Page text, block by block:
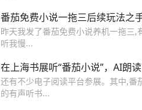
番茄免费小说一拖三后续玩法之
昨天我发了番茄免费小说养机一拖三,
听我慢...
在上海书展听“番茄小说”，AI朗
还有不少电子阅读平台参展。其中,
的有声听书...